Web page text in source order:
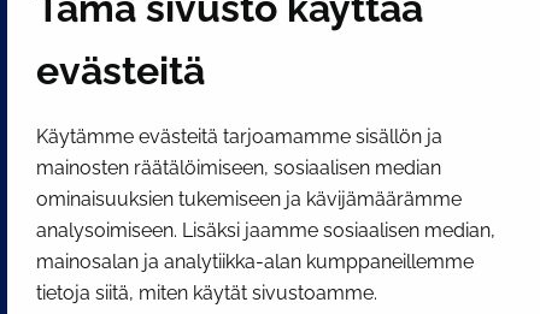
evästeitä
Käytämme evästeitä tarjoamamme sisällön ja
mainosten räätälöimiseen, sosiaalisen median
ominaisuuksien tukemiseen ja kävijämäärämme
analysoimiseen. Lisäksi jaamme sosiaalisen median,
mainosalan ja analytiikka-alan kumppaneillemme
tietoja siitä, miten käytät sivustoamme.
Näytä evästeasetukseni
SOSIAALINEN MEDIA
Facebook InstagramYouTube